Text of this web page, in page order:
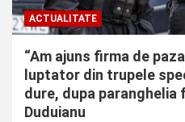
ACTUALITATE
“Am ajuns firma de
luptator din trupele
dure, dupa paranghelia
Duduianu